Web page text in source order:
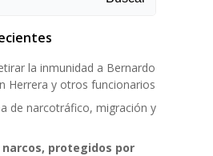
la inmunidad a Bernardo
Herrera y otros funcionarios
de narcotráfico, migración y
narcos, protegidos por